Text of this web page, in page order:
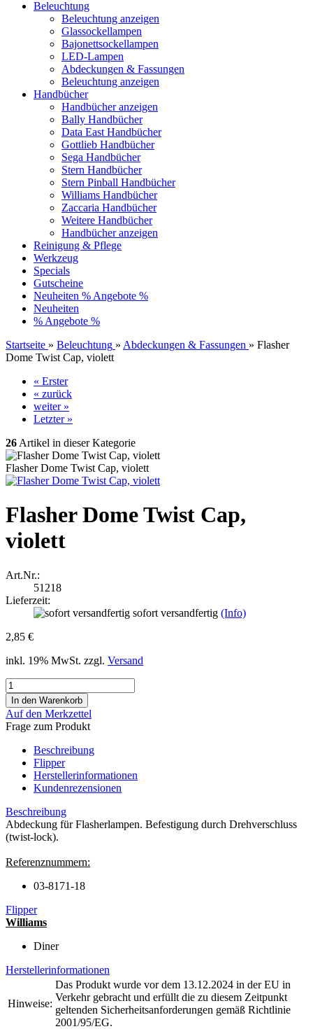
Beleuchtung
Beleuchtung anzeigen
Glassockellampen
Bajonettsockellampen
LED-Lampen
Abdeckungen & Fassungen
Beleuchtung anzeigen
Handbücher
Handbücher anzeigen
Bally Handbücher
Data East Handbücher
Gottlieb Handbücher
Sega Handbücher
Stern Handbücher
Stern Pinball Handbücher
Williams Handbücher
Zaccaria Handbücher
Weitere Handbücher
Handbücher anzeigen
Reinigung & Pflege
Werkzeug
Specials
Gutscheine
Neuheiten % Angebote %
Neuheiten
% Angebote %
Startseite » Beleuchtung » Abdeckungen & Fassungen » Flasher
Dome Twist Cap, violett
« Erster
« zurück
weiter »
Letzter »
26 Artikel in dieser Kategorie
Flasher Dome Twist Cap, violett
Flasher Dome Twist Cap,
violett
Art.Nr.:
51218
Lieferzeit:
sofort versandfertig (Info)
2,85 €
inkl. 19% MwSt. zzgl. Versand
Auf den Merkzettel
Frage zum Produkt
Beschreibung
Flipper
Herstellerinformationen
Kundenrezensionen
Beschreibung
Abdeckung für Flasherlampen. Befestigung durch Drehverschluss
(twist-lock).
Referenznummern:
03-8171-18
Flipper
Williams
Diner
Herstellerinformationen
Hinweise:
Das Produkt wurde vor dem 13.12.2024 in der EU in
Verkehr gebracht und erfüllt die zu diesem Zeitpunkt
geltenden Sicherheitsanforderungen gemäß Richtlinie
2001/95/EG.